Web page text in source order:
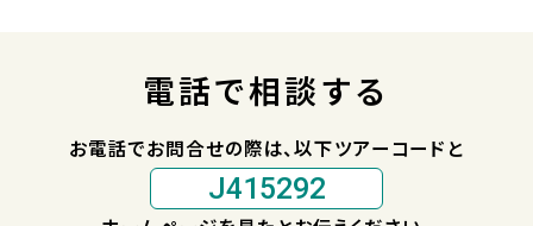
電話で相談する
お電話でお問合せの際は、以下ツアーコードと
J415292